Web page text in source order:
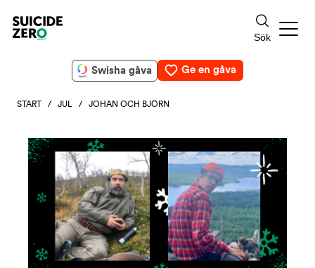
Swisha gåva Ge en gåva
START / JUL / JOHAN OCH BJÖRN